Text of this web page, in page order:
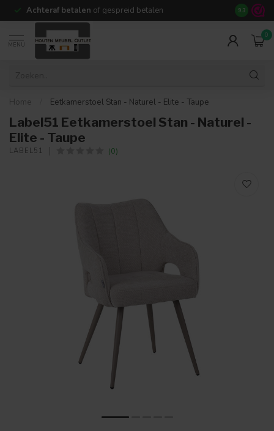
Achteraf betalen of gespreid betalen 14 dagen
9.3
MENU
0
Home Eetkamerstoel Stan - Naturel - Elite - Taupe
Label51 Eetkamerstoel Stan - Naturel -
Elite - Taupe
LABEL51 (0)